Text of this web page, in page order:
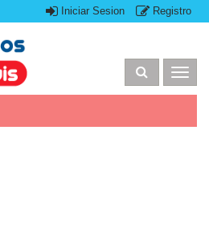
Iniciar Sesion Registro